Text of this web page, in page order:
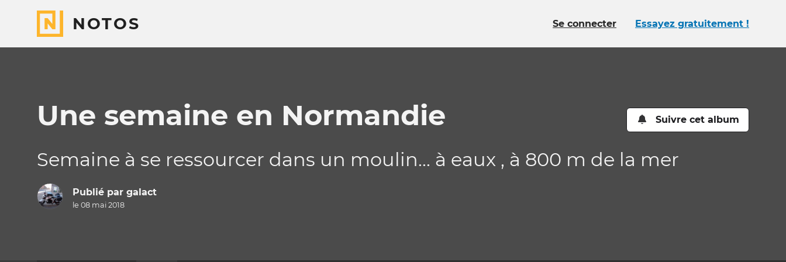
NOTOS Se connecter Essayez gratuitement !
Une semaine en Normandie Suivre cet album
Semaine à se ressourcer dans un moulin... à eaux , à 800 m de la mer
Publié par galact
le 08 mai 2018